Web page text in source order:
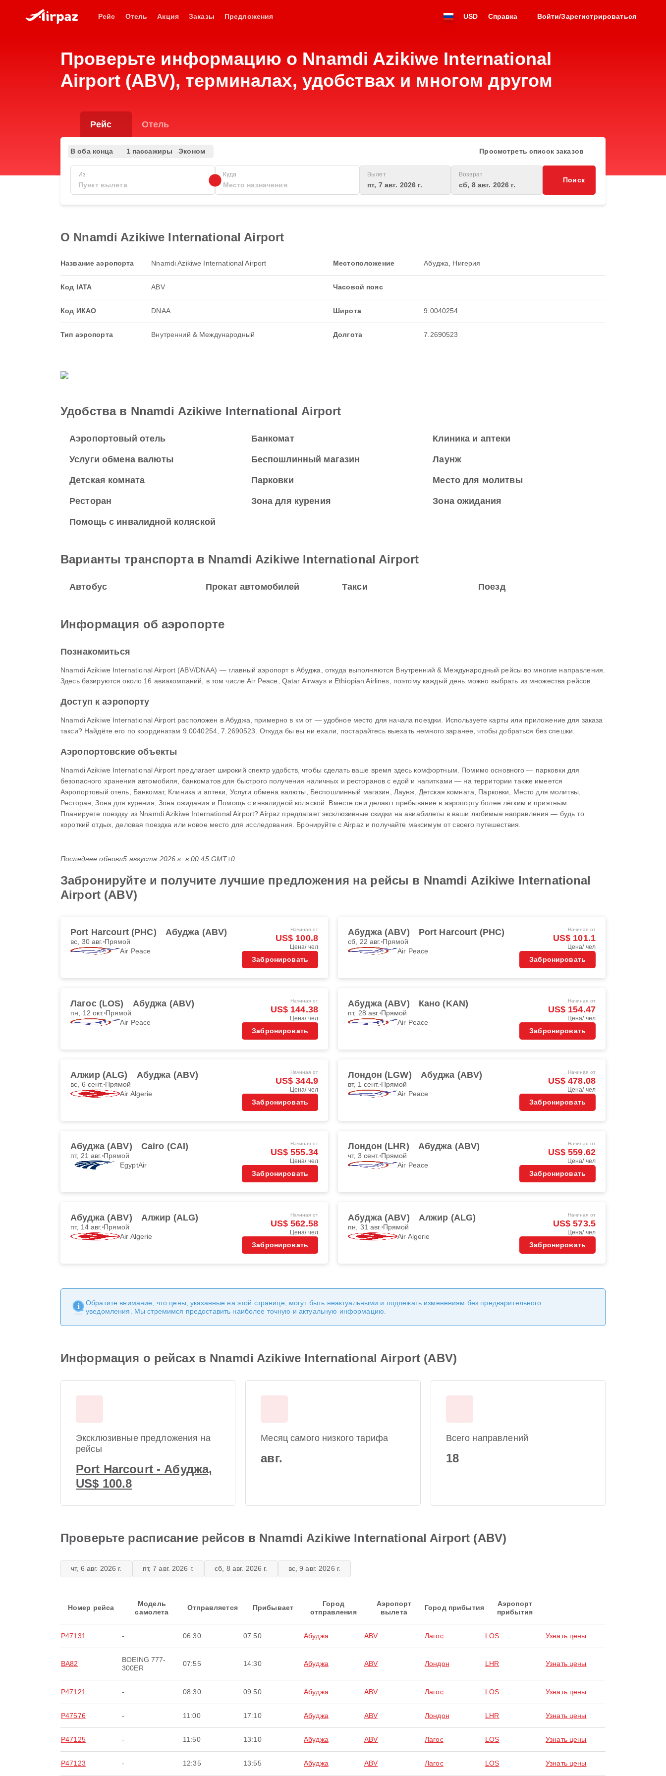
Рейс Отель Акция Заказы Предложения USD Справка Войти/Зарегистрироваться
Проверьте информацию о Nnamdi Azikiwe International
Airport (ABV), терминалах, удобствах и многом другом
Рейс Отель
В оба конца 1 пассажиры Эконом Просмотреть список заказов
Из Куда Вылет
пт, 7 авг. 2026 г.
Возврат
сб, 8 авг. 2026 г.
Поиск
О Nnamdi Azikiwe International Airport
Название аэропорта Nnamdi Azikiwe International Airport
Код IATA ABV
Код ИКАО DNAA
Тип аэропорта Внутренний & Международный
Местоположение Абуджа, Нигерия
Часовой пояс
Широта 9.0040254
Долгота 7.2690523
Удобства в Nnamdi Azikiwe International Airport
Аэропортовый отель Банкомат Клиника и аптеки
Услуги обмена валюты Беспошлинный магазин Лаунж
Детская комната Парковки Место для молитвы
Ресторан Зона для курения Зона ожидания
Помощь с инвалидной коляской
Варианты транспорта в Nnamdi Azikiwe International Airport
Автобус Прокат автомобилей Такси Поезд
Информация об аэропорте
Познакомиться
Nnamdi Azikiwe International Airport (ABV/DNAA) — главный аэропорт в Абуджа, откуда выполняются Внутренний & Международный рейсы во многие направления.
Здесь базируются около 16 авиакомпаний, в том числе Air Peace, Qatar Airways и Ethiopian Airlines, поэтому каждый день можно выбрать из множества рейсов.
Доступ к аэропорту
Nnamdi Azikiwe International Airport расположен в Абуджа, примерно в км от — удобное место для начала поездки. Используете карты или приложение для заказа
такси? Найдёте его по координатам 9.0040254, 7.2690523. Откуда бы вы ни ехали, постарайтесь выехать немного заранее, чтобы добраться без спешки.
Аэропортовские объекты
Nnamdi Azikiwe International Airport предлагает широкий спектр удобств, чтобы сделать ваше время здесь комфортным. Помимо основного — парковки для
безопасного хранения автомобиля, банкоматов для быстрого получения наличных и ресторанов с едой и напитками — на территории также имеется
Аэропортовый отель, Банкомат, Клиника и аптеки, Услуги обмена валюты, Беспошлинный магазин, Лаунж, Детская комната, Парковки, Место для молитвы,
Ресторан, Зона для курения, Зона ожидания и Помощь с инвалидной коляской. Вместе они делают пребывание в аэропорту более лёгким и приятным.
Планируете поездку из Nnamdi Azikiwe International Airport? Airpaz предлагает эксклюзивные скидки на авиабилеты в ваши любимые направления — будь то
короткий отдых, деловая поездка или новое место для исследования. Бронируйте с Airpaz и получайте максимум от своего путешествия.
Последнее обновл5 августа 2026 г. в 00:45 GMT+0
Забронируйте и получите лучшие предложения на рейсы в Nnamdi Azikiwe International
Airport (ABV)
Port Harcourt (PHC) Абуджа (ABV)
вс, 30 авг. Прямой
Air Peace
Начиная от
US$ 100.8
Цена/ чел
Забронировать
Абуджа (ABV) Port Harcourt (PHC)
сб, 22 авг. Прямой
Air Peace
Начиная от
US$ 101.1
Цена/ чел
Забронировать
Лагос (LOS) Абуджа (ABV)
пн, 12 окт. Прямой
Air Peace
Начиная от
US$ 144.38
Цена/ чел
Забронировать
Абуджа (ABV) Кано (KAN)
пт, 28 авг. Прямой
Air Peace
Начиная от
US$ 154.47
Цена/ чел
Забронировать
Алжир (ALG) Абуджа (ABV)
вс, 6 сент. Прямой
Air Algerie
Начиная от
US$ 344.9
Цена/ чел
Забронировать
Лондон (LGW) Абуджа (ABV)
вт, 1 сент. Прямой
Air Peace
Начиная от
US$ 478.08
Цена/ чел
Забронировать
Абуджа (ABV) Cairo (CAI)
пт, 21 авг. Прямой
EgyptAir
Начиная от
US$ 555.34
Цена/ чел
Забронировать
Лондон (LHR) Абуджа (ABV)
чт, 3 сент. Прямой
Air Peace
Начиная от
US$ 559.62
Цена/ чел
Забронировать
Абуджа (ABV) Алжир (ALG)
пт, 14 авг. Прямой
Air Algerie
Начиная от
US$ 562.58
Цена/ чел
Забронировать
Абуджа (ABV) Алжир (ALG)
пн, 31 авг. Прямой
Air Algerie
Начиная от
US$ 573.5
Цена/ чел
Забронировать
Обратите внимание, что цены, указанные на этой странице, могут быть неактуальными и подлежать изменениям без предварительного
уведомления. Мы стремимся предоставить наиболее точную и актуальную информацию.
Информация о рейсах в Nnamdi Azikiwe International Airport (ABV)
Эксклюзивные предложения на
рейсы
Port Harcourt - Абуджа,
US$ 100.8
Месяц самого низкого тарифа
авг.
Всего направлений
18
Проверьте расписание рейсов в Nnamdi Azikiwe International Airport (ABV)
чт, 6 авг. 2026 г. пт, 7 авг. 2026 г. сб, 8 авг. 2026 г. вс, 9 авг. 2026 г.
Номер рейса
Модель
самолета
Отправляется Прибывает
Город
отправления
Аэропорт
вылета
Город прибытия
Аэропорт
прибытия
P47131 - 06:30 07:50 Абуджа ABV Лагос LOS Узнать цены
BA82
BOEING 777-
300ER
07:55 14:30 Абуджа ABV Лондон LHR Узнать цены
P47121 - 08:30 09:50 Абуджа ABV Лагос LOS Узнать цены
P47576 - 11:00 17:10 Абуджа ABV Лондон LHR Узнать цены
P47125 - 11:50 13:10 Абуджа ABV Лагос LOS Узнать цены
P47123 - 12:35 13:55 Абуджа ABV Лагос LOS Узнать цены